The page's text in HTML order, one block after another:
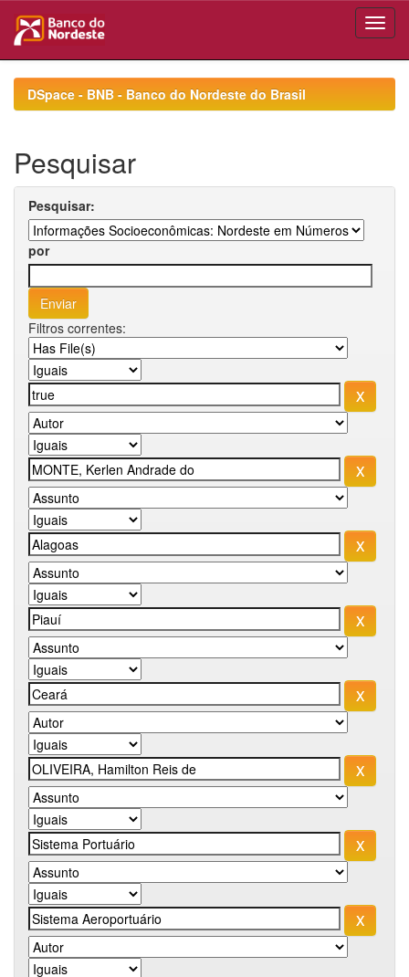
navigationDSpace - BNB - Banco do Nordeste do Brasil
Pesquisar
Pesquisar:
por
Filtros correntes: